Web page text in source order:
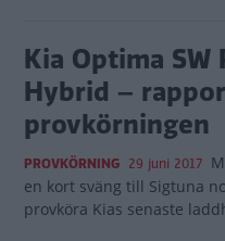
Kia Optima SW
Hybrid –
provkörningen
PROVKÖRNING 29 juni 2017
en kort sväng till Sigtuna
provköra Kias senaste